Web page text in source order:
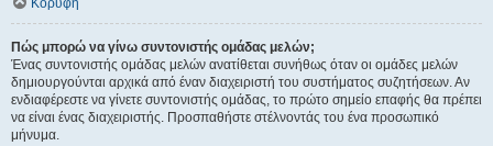
Κορυφή
Πώς μπορώ να γίνω συντονιστής ομάδας μελών;
Ένας συντονιστής ομάδας μελών ανατίθεται συνήθως όταν οι ομάδες μελών
δημιουργούνται αρχικά από έναν διαχειριστή του συστήματος συζητήσεων. Αν
ενδιαφέρεστε να γίνετε συντονιστής ομάδας, το πρώτο σημείο επαφής θα πρέπει
να είναι ένας διαχειριστής. Προσπαθήστε στέλνοντάς του ένα προσωπικό
μήνυμα.